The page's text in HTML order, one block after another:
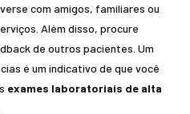
com amigos, familiares ou
Além disso, procure
de outros pacientes. Um
é um indicativo de que você
exames laboratoriais de alta